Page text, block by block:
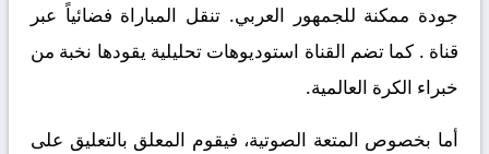
جودة ممكنة للجمهور العربي. تنقل المباراة فضائياً عبر
قناة . كما تضم القناة استوديوهات تحليلية يقودها نخبة من
خبراء الكرة العالمية.
أما بخصوص المتعة الصوتية، فيقوم المعلق بالتعليق على